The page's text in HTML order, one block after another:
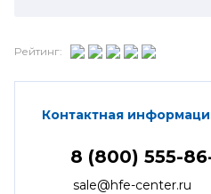
Рейтинг:
Контактная
8 (800) 555-
sale@hfe-center.ru